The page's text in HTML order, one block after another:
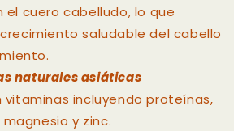
el cuero cabelludo, lo que
saludable del cabello
naturales asiáticas
vitaminas incluyendo proteínas,
y zinc.